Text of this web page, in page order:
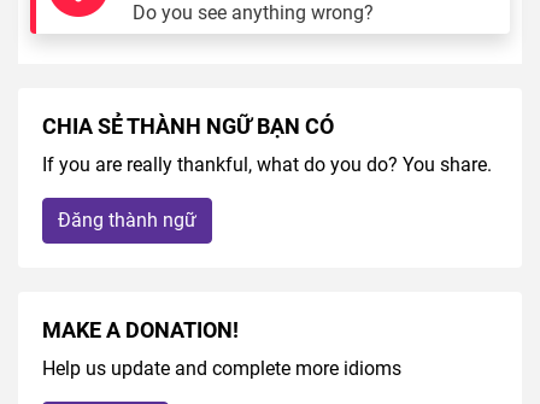
Do you see anything wrong?
CHIA SẺ THÀNH NGỮ BẠN CÓ
If you are really thankful, what do you do? You share.
Đăng thành ngữ
MAKE A DONATION!
Help us update and complete more idioms